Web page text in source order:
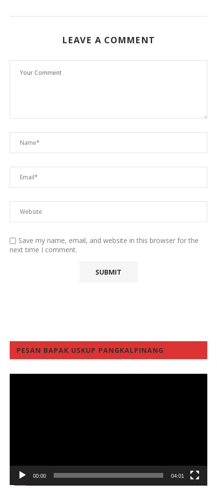
LEAVE A COMMENT
Save my name, email, and website in this browser for the
next time I comment.
PESAN BAPAK USKUP PANGKALPINANG
00:00 04:01